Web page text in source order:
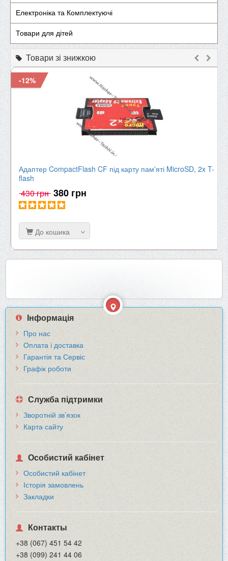
Електроніка та Комплектуючі
Товари для дітей
Товари зі знижкою
-12%
Адаптер CompactFlash CF під карту пам'яті MicroSD, 2x T-
flash
430 грн 380 грн
До кошика
Інформація
Про нас
Оплата і доставка
Гарантія та Сервіс
Графік роботи
Служба підтримки
Зворотній зв’язок
Карта сайту
Особистий кабінет
Особистий кабінет
Історія замовлень
Закладки
Контакты
+38 (067) 451 54 42
+38 (099) 241 44 06